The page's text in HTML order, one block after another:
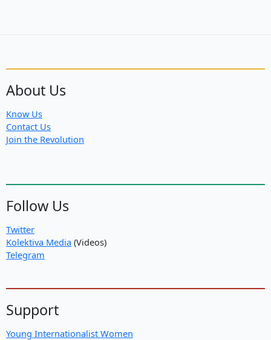
About Us
Know Us
Contact Us
Join the Revolution
Follow Us
Twitter
Kolektiva Media (Videos)
Telegram
Support
Young Internationalist Women